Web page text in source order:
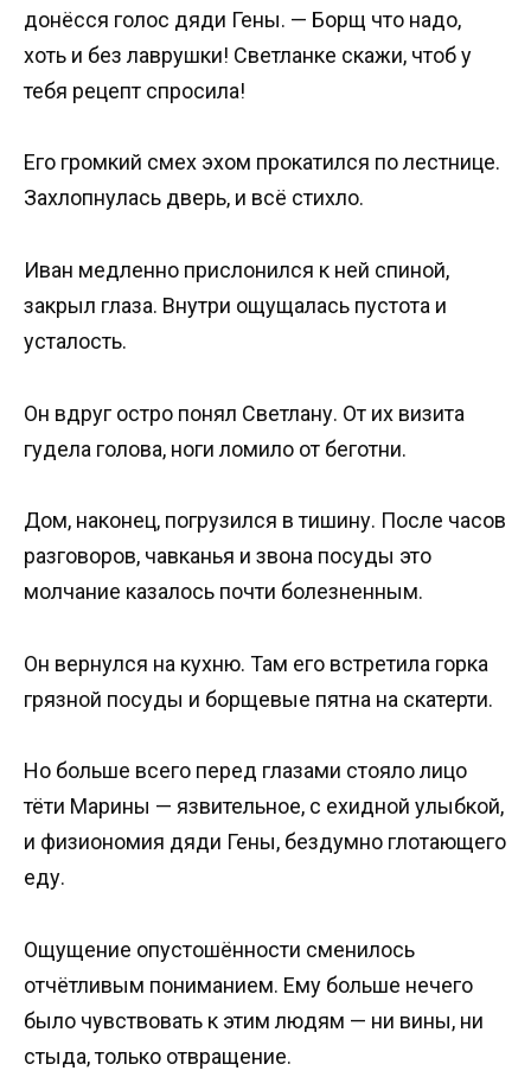
донёсся голос дяди Гены. — Борщ что надо,
хоть и без лаврушки! Светланке скажи, чтоб у
тебя рецепт спросила!
Его громкий смех эхом прокатился по лестнице.
Захлопнулась дверь, и всё стихло.
Иван медленно прислонился к ней спиной,
закрыл глаза. Внутри ощущалась пустота и
усталость.
Он вдруг остро понял Светлану. От их визита
гудела голова, ноги ломило от беготни.
Дом, наконец, погрузился в тишину. После часов
разговоров, чавканья и звона посуды это
молчание казалось почти болезненным.
Он вернулся на кухню. Там его встретила горка
грязной посуды и борщевые пятна на скатерти.
Но больше всего перед глазами стояло лицо
тёти Марины — язвительное, с ехидной улыбкой,
и физиономия дяди Гены, бездумно глотающего
еду.
Ощущение опустошённости сменилось
отчётливым пониманием. Ему больше нечего
было чувствовать к этим людям — ни вины, ни
стыда, только отвращение.